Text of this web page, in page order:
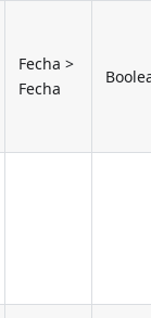
Fecha >
Fecha